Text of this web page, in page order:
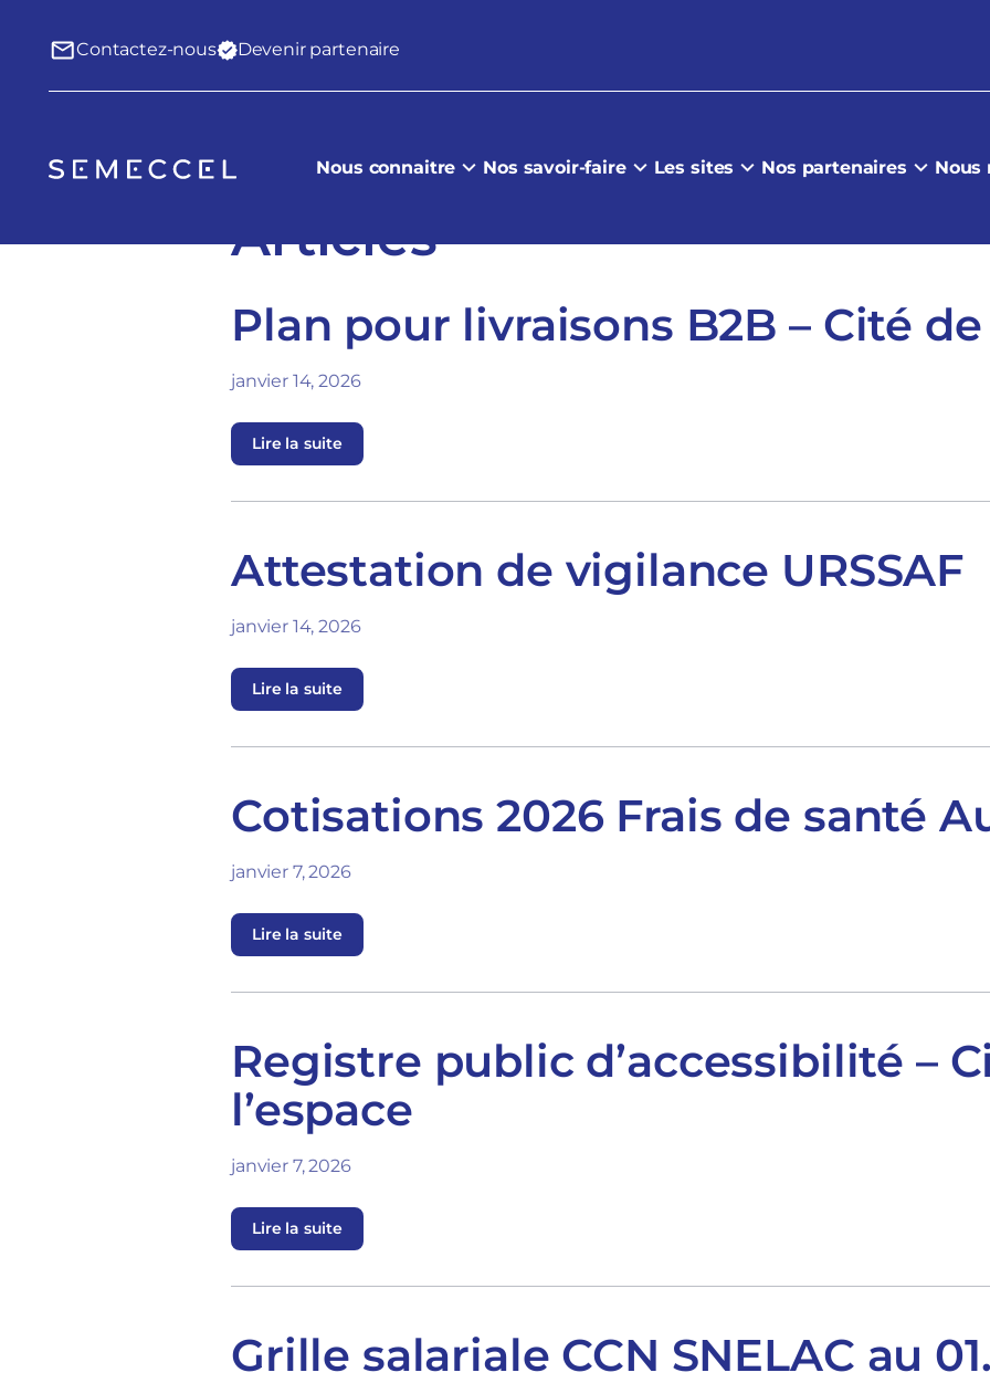
Contactez-nous Devenir partenaire
Nous connaitre Nos savoir-faire Les sites Nos partenaires Nous
Articles
Plan pour livraisons B2B – Cité de
janvier 14, 2026
Lire la suite
Attestation de vigilance URSSAF
janvier 14, 2026
Lire la suite
Cotisations 2026 Frais de santé
janvier 7, 2026
Lire la suite
Registre public d’accessibilité –
l’espace
janvier 7, 2026
Lire la suite
Grille salariale CCN SNELAC au